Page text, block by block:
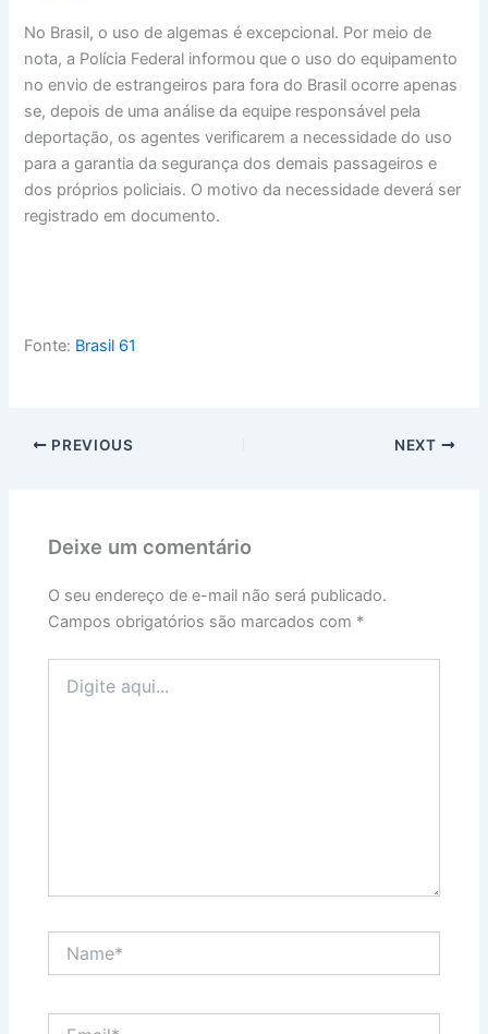
No Brasil, o uso de algemas é excepcional. Por meio de
nota, a Polícia Federal informou que o uso do equipamento
no envio de estrangeiros para fora do Brasil ocorre apenas
se, depois de uma análise da equipe responsável pela
deportação, os agentes verificarem a necessidade do uso
para a garantia da segurança dos demais passageiros e
dos próprios policiais. O motivo da necessidade deverá ser
registrado em documento.
Fonte: Brasil 61
PREVIOUS NEXT
Deixe um comentário
O seu endereço de e-mail não será publicado.
Campos obrigatórios são marcados com *
aqui...